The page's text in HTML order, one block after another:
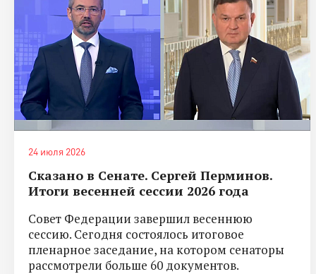
24 июля 2026
Сказано в Сенате. Сергей Перминов.
Итоги весенней сессии 2026 года
Совет Федерации завершил весеннюю
сессию. Сегодня состоялось итоговое
пленарное заседание, на котором сенаторы
рассмотрели больше 60 документов.